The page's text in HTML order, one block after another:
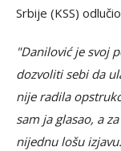
Srbije (KSS)
"Danilović je svoj
dozvoliti sebi da
nije radila
sam ja glasao, a
nijednu lošu